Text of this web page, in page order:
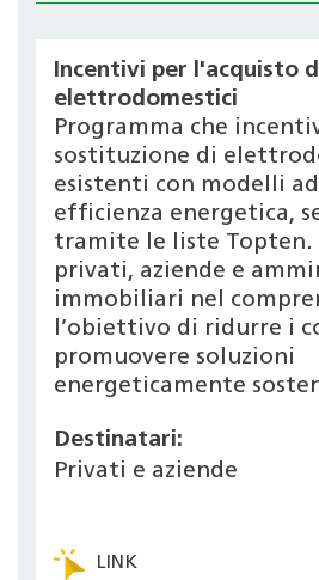
Incentivi per l'acquisto
elettrodomestici
Programma che
sostituzione di
esistenti con modelli
efficienza energetica,
tramite le liste Topten.
privati, aziende e
immobiliari nel
l’obiettivo di ridurre i
promuovere soluzioni
energeticamente
Destinatari:
Privati e aziende